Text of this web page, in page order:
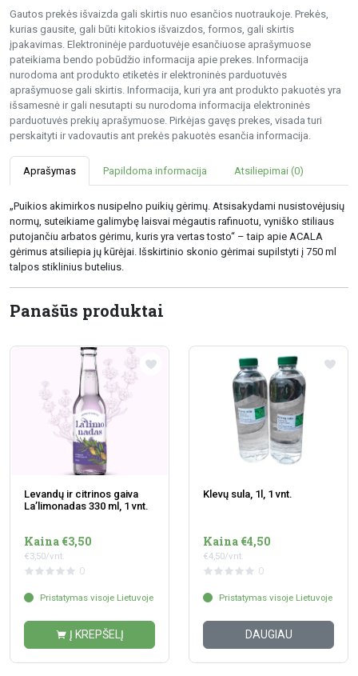
Gautos prekės išvaizda gali skirtis nuo esančios nuotraukoje. Prekės,
kurias gausite, gali būti kitokios išvaizdos, formos, gali skirtis
įpakavimas. Elektroninėje parduotuvėje esančiuose aprašymuose
pateikiama bendo pobūdžio informacija apie prekes. Informacija
nurodoma ant produkto etiketės ir elektroninės parduotuvės
aprašymuose gali skirtis. Informacija, kuri yra ant produkto pakuotės yra
išsamesnė ir gali nesutapti su nurodoma informacija elektroninės
parduotuvės prekių aprašymuose. Pirkėjas gavęs prekes, visada turi
perskaityti ir vadovautis ant prekės pakuotės esančia informacija.
Aprašymas Papildoma informacija Atsiliepimai (0)
„Puikios akimirkos nusipelno puikių gėrimų. Atsisakydami nusistovėjusių
normų, suteikiame galimybę laisvai mėgautis rafinuotu, vyniško stiliaus
putojančiu arbatos gėrimu, kuris yra vertas tosto“ – taip apie ACALA
gėrimus atsiliepia jų kūrėjai. Išskirtinio skonio gėrimai supilstyti į 750 ml
talpos stiklinius butelius.
Panašūs produktai
Levandų ir citrinos gaiva
La’limonadas 330 ml, 1 vnt.
Kaina €3,50
€3,50/vnt.
0
Pristatymas visoje Lietuvoje
Į KREPŠELĮ
Klevų sula, 1l, 1 vnt.
Kaina €4,50
€4,50/vnt.
0
Pristatymas visoje Lietuvoje
DAUGIAU